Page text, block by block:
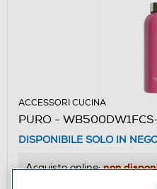
ACCESSORI CUCINA
PURO -
DISPONIBILE SOLO IN
Acquisto online:non
Ritiro in negozio in 30'